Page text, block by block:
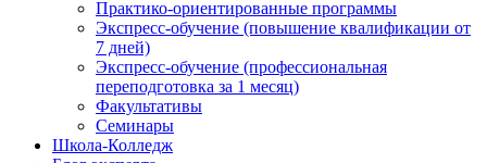
Практико-ориентированные программы
Экспресс-обучение (повышение квалификации от
7 дней)
Экспресс-обучение (профессиональная
переподготовка за 1 месяц)
Факультативы
Семинары
Школа-Колледж